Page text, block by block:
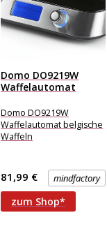
Domo DO9219W
Waffelautomat
Domo DO9219W
Waffelautomat belgische
Waffeln
mindfactory
81,99 €
zum Shop*